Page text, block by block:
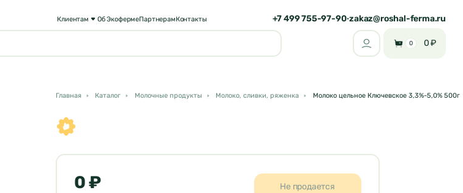
Клиентам Об ЭкофермеПартнерамКонтакты +7 499 755-97-90•zakaz@roshal-ferma.ru
0 0 ₽
Главная Каталог Молочные продукты Молоко, сливки, ряженка Молоко цельное Ключевское 3,3%-5,0% 500г
0 ₽ Не продается